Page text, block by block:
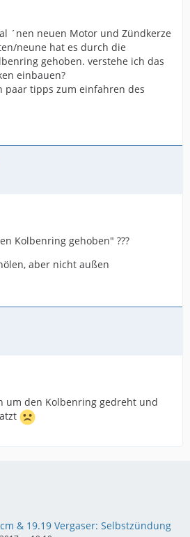
´nen neuen Motor und Zündkerze
neune hat es durch die
gehoben. verstehe ich das
einbauen?
paar tipps zum einfahren des
Kolbenring gehoben" ???
aber nicht außen
um den Kolbenring gedreht und
& 19.19 Vergaser: Selbstzündung